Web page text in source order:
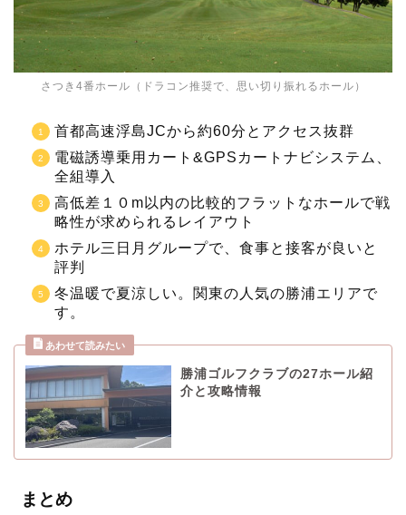
さつき4番ホール（ドラコン推奨で、思い切り振れるホール）
首都高速浮島JCから約60分とアクセス抜群
電磁誘導乗用カート&GPSカートナビシステム、
全組導入
高低差１０m以内の比較的フラットなホールで戦
略性が求められるレイアウト
ホテル三日月グループで、食事と接客が良いと
評判
冬温暖で夏涼しい。関東の人気の勝浦エリアで
す。
勝浦ゴルフクラブの27ホール紹
介と攻略情報
まとめ